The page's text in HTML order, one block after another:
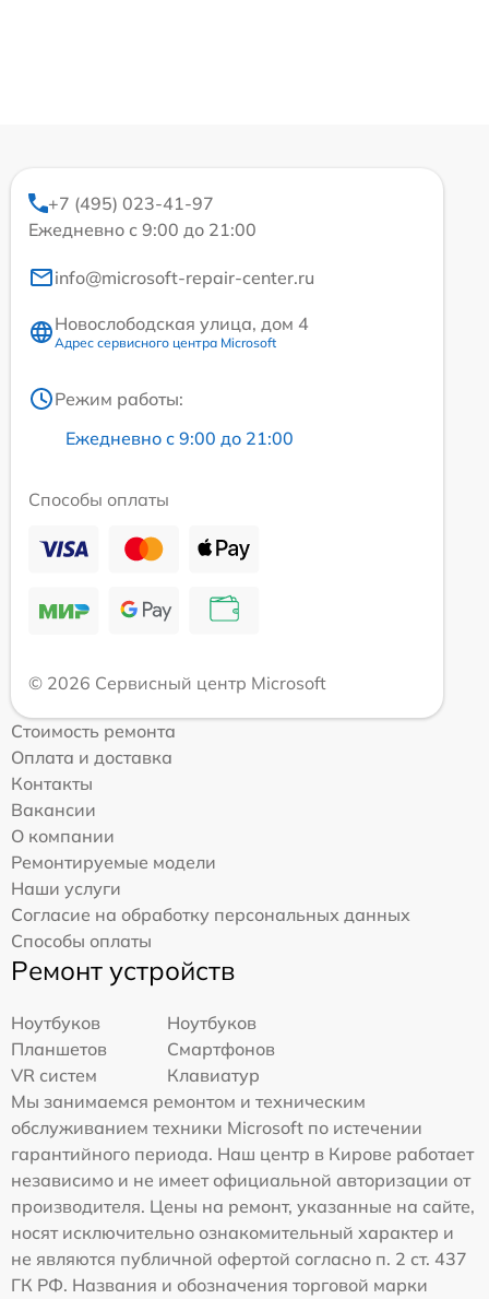
+7 (495) 023-41-97
Ежедневно с 9:00 до 21:00
info@microsoft-repair-center.ru
Новослободская улица, дом 4
Адрес сервисного центра Microsoft
Режим работы:
Ежедневно с 9:00 до 21:00
Способы оплаты
© 2026 Сервисный центр Microsoft
Стоимость ремонта
Оплата и доставка
Контакты
Вакансии
О компании
Ремонтируемые модели
Наши услуги
Согласие на обработку персональных данных
Способы оплаты
Ремонт устройств
Ноутбуков
Ноутбуков
Планшетов
Смартфонов
VR систем
Клавиатур
Мы занимаемся ремонтом и техническим
обслуживанием техники Microsoft по истечении
гарантийного периода. Наш центр в Кирове работает
независимо и не имеет официальной авторизации от
производителя. Цены на ремонт, указанные на сайте,
носят исключительно ознакомительный характер и
не являются публичной офертой согласно п. 2 ст. 437
ГК РФ. Названия и обозначения торговой марки